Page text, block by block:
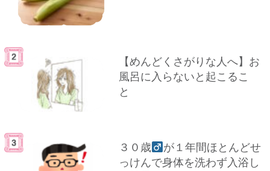
【めんどくさがりな人へ】お
風呂に入らないと起こるこ
と
３０歳
が１年間ほとんどせ
っけんで身体を洗わず入浴し